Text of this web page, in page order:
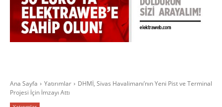
Ana Sayfa Yatırımlar
DHMİ, Sivas Havalimanı’nın Yeni Pist ve Terminal
Projesi İçin İmzayı Attı